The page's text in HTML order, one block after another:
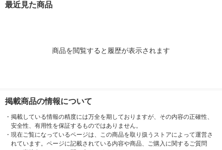
リジナル
最近見た商品
商品を閲覧すると履歴が表示されます
掲載商品の情報について
・ 掲載している情報の精度には万全を期しておりますが、その内容の正確性、
安全性、有用性を保証するものではありません。
・ 現在ご覧になっているページは、この商品を取り扱うストアによって運営さ
れています。ページに記載されている内容や商品、ご購入に関するご質問